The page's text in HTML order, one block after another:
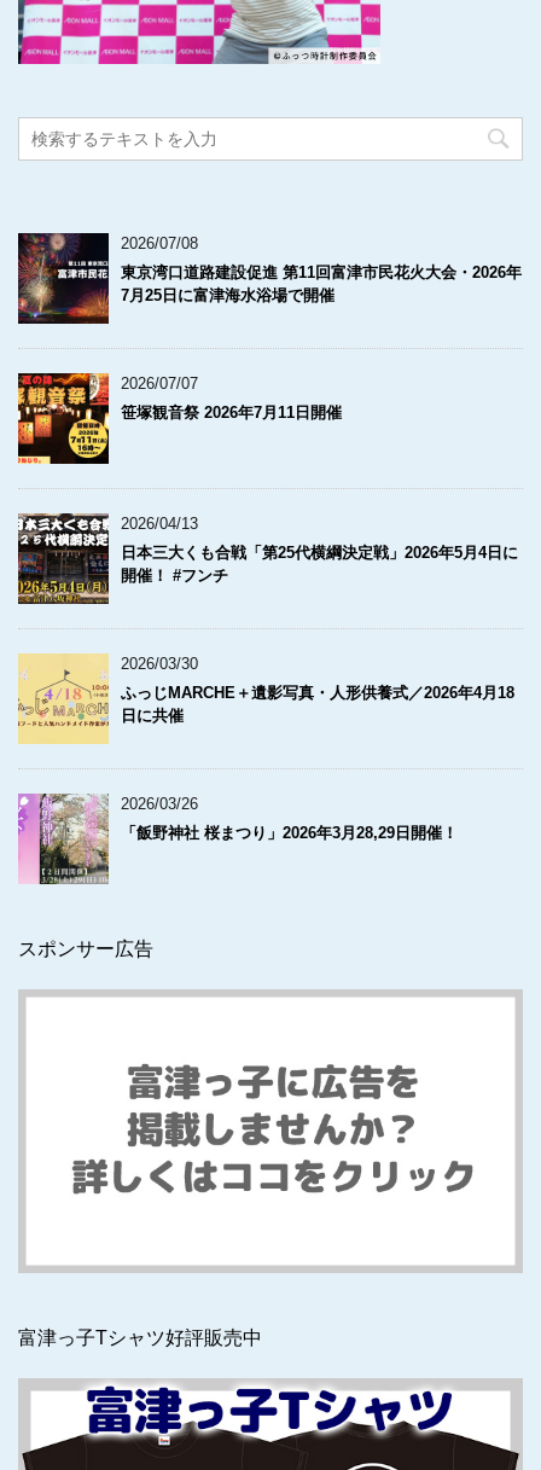
2026/07/08
東京湾口道路建設促進 第11回富津市民花火大会・2026年
7月25日に富津海水浴場で開催
2026/07/07
笹塚観音祭 2026年7月11日開催
2026/04/13
日本三大くも合戦「第25代横綱決定戦」2026年5月4日に
開催！ #フンチ
2026/03/30
ふっじMARCHE＋遺影写真・人形供養式／2026年4月18
日に共催
2026/03/26
「飯野神社 桜まつり」2026年3月28,29日開催！
スポンサー広告
富津っ子Tシャツ好評販売中